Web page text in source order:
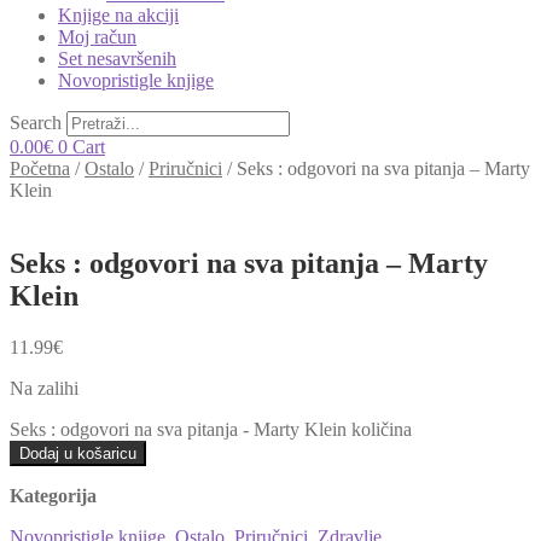
Knjige na akciji
Moj račun
Set nesavršenih
Novopristigle knjige
Search
0.00€ 0 Cart
Početna /Ostalo /Priručnici / Seks : odgovori na sva pitanja – Marty
Klein
Seks : odgovori na sva pitanja – Marty
Klein
11.99€
Na zalihi
Seks : odgovori na sva pitanja - Marty Klein količina
Dodaj u košaricu
Kategorija
Novopristigle knjige Ostalo Priručnici Zdravlje